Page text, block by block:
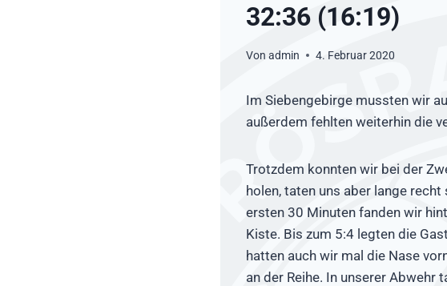
32:36 (16:19)
Von admin 4. Februar 2020
Im Siebengebirge mussten wir
außerdem fehlten weiterhin die
Trotzdem konnten wir bei der
holen, taten uns aber lange
ersten 30 Minuten fanden wir
Kiste. Bis zum 5:4 legten die
hatten auch wir mal die Nase
an der Reihe. In unserer Abwehr